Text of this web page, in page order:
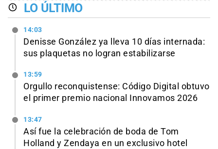
LO ÚLTIMO
14:03
Denisse González ya lleva 10 días internada:
sus plaquetas no logran estabilizarse
13:59
Orgullo reconquistense: Código Digital obtuvo
el primer premio nacional Innovamos 2026
13:47
Así fue la celebración de boda de Tom
Holland y Zendaya en un exclusivo hotel